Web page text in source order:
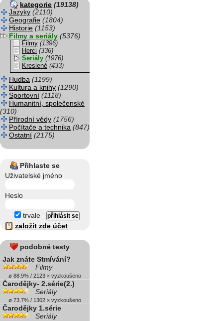
kategorie (19138)
Jazyky (2110)
Geografie (1804)
Historie (1153)
Filmy a seriály (5376)
Filmy (1396)
Herci (336)
Seriály (1976)
Kreslené (433)
Hudba (1199)
Kultura a knihy (1290)
Sportovní (1118)
Humanitní, společenské
(310)
Přírodní vědy (1756)
Počítače a technika (847)
Ostatní (2175)
Přihlaste se
Uživatelské jméno
Heslo
trvale
založit zde účet
podobné testy
Jak znáte Stmívání?
Filmy
ø 88.9% / 2123 × vyzkoušeno
Čarodějky- 2.série(2.)
Seriály
ø 73.7% / 1302 × vyzkoušeno
Čarodějky 1.série
Seriály